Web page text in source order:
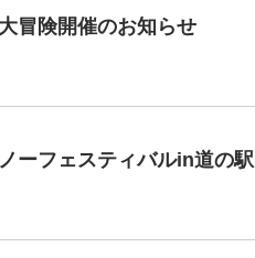
冒険開催のお知らせ
ーフェスティバルin道の